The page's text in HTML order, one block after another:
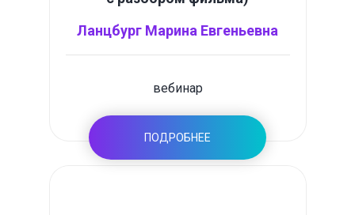
Ланцбург Марина Евгеньевна
вебинар
ПОДРОБНЕЕ